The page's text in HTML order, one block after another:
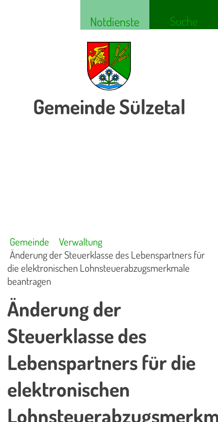
Notdienste Suche
Gemeinde Sülzetal
Gemeinde
Verwaltung
Änderung der Steuerklasse des Lebenspartners für
die elektronischen Lohnsteuerabzugsmerkmale
beantragen
Änderung der
Steuerklasse des
Lebenspartners für die
elektronischen